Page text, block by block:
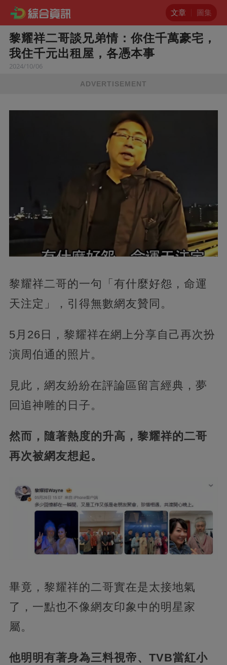
文章 圖集
黎耀祥二哥談兄弟情：你住千萬豪宅，
我住千元出租屋，各憑本事
2024/10/06
ADVERTISEMENT
黎耀祥二哥的一句「有什麼好怨，命運
天注定」，引得無數網友贊同。
5月26日，黎耀祥在網上分享自己再次扮
演周伯通的照片。
見此，網友紛紛在評論區留言經典，夢
回追神雕的日子。
然而，隨著熱度的升高，黎耀祥的二哥
再次被網友想起。
畢竟，黎耀祥的二哥實在是太接地氣
了，一點也不像網友印象中的明星家
屬。
他明明有著身為三料視帝、TVB當紅小